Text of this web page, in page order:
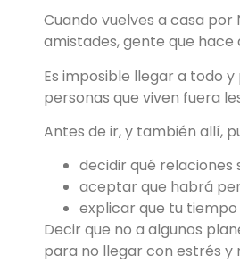
Cuando vuelves a casa
amistades, gente que hace
Es imposible llegar a todo
personas que viven fuera
Antes de ir, y también allí,
decidir qué relaciones
aceptar que habrá
explicar que tu
Decir que no a algunos
para no llegar con estrés y